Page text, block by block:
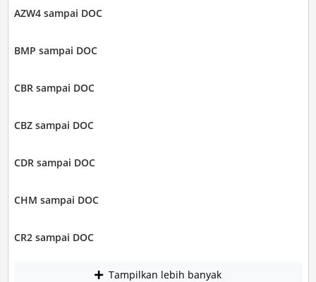
AZW4 sampai DOC
BMP sampai DOC
CBR sampai DOC
CBZ sampai DOC
CDR sampai DOC
CHM sampai DOC
CR2 sampai DOC
Tampilkan lebih banyak